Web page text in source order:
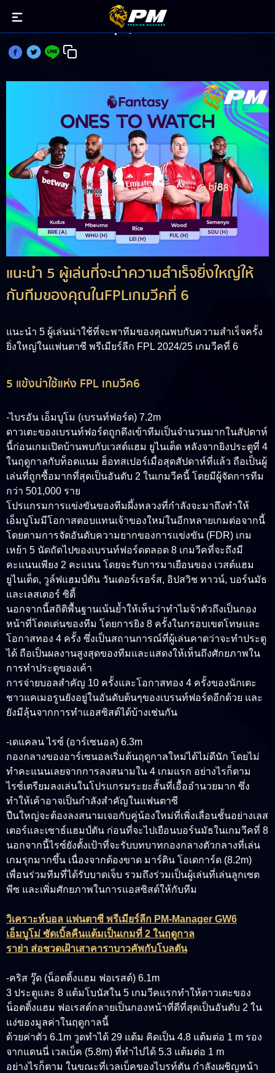
แนะนำ 5 แข้งโกยแต้มจุกๆใน FPL เกมวีค6
แนะนำ 5 ผู้เล่นที่จะนำความสำเร็จยิ่งใหญ่ให้
กับทีมของคุณในFPLเกมวีคที่ 6
แนะนำ 5 ผู้เล่นน่าใช้ที่จะพาทีมของคุณพบกับความสำเร็จครั้ง
ยิ่งใหญ่ในแฟนตาซี พรีเมียร์ลีก FPL 2024/25 เกมวีคที่ 6
5 แข้งน่าใช้แห่ง FPL เกมวีค6
-ไบรอัน เอ็มบูโม (เบรนท์ฟอร์ด) 7.2m
ดาวเตะของเบรนท์ฟอร์ดถูกดึงเข้าทีมเป็นจำนวนมากในสัปดาห์
นี้ก่อนเกมเปิดบ้านพบกับเวสต์แฮม ยูไนเต็ด หลังจากยิงประตูที่ 4
ในฤดูกาลกับท็อตแนม ฮ็อทสเปอร์เมื่อสุดสัปดาห์ที่แล้ว ถือเป็นผู้
เล่นที่ถูกซื้อมากที่สุดเป็นอันดับ 2 ในเกมวีคนี้ โดยมีผู้จัดการทีม
กว่า 501,000 ราย
โปรแกรมการแข่งขันของทีมผึ้งหลวงที่กำลังจะมาถึงทำให้
เอ็มบูโมมีโอกาสตอบแทนเจ้าของใหม่ในอีกหลายเกมต่อจากนี้
โดยตามการจัดอันดับความยากของการแข่งขัน (FDR) เกม
เหย้า 5 นัดถัดไปของเบรนท์ฟอร์ดตลอด 8 เกมวีคที่จะถึงมี
คะแนนเพียง 2 คะแนน โดยจะรับการมาเยือนของ เวสต์แฮม
ยูไนเต็ด, วูล์ฟแฮมป์ตัน วันเดอร์เรอร์ส, อิปสวิช ทาวน์, บอร์นมัธ
และเลสเตอร์ ซิตี้
นอกจากนี้สถิติพื้นฐานเน้นย้ำให้เห็นว่าทำไมจ้าตัวถึงเป็นกอง
หน้าที่โดดเด่นของทีม โดยการยิง 8 ครั้งในกรอบเขตโทษและ
โอกาสทอง 4 ครั้ง ซึ่งเป็นสถานการณ์ที่ผู้เล่นคาดว่าจะทำประตู
ได้ ถือเป็นผลงานสูงสุดของทีมและแสดงให้เห็นถึงศักยภาพใน
การทำประตูของเค้า
การจ่ายบอลสำคัญ 10 ครั้งและโอกาสทอง 4 ครั้งของนักเตะ
ชาวแคเมอรูนยังอยู่ในอันดับต้นๆของเบรนท์ฟอร์ดอีกด้วย และ
ยังมีลุ้นจากการทำแอสซิสต์ได้บ้างเช่นกัน
-เดแคลน ไรซ์ (อาร์เซนอล) 6.3m
กองกลางของอาร์เซนอลเริ่มต้นฤดูกาลใหม่ได้ไม่ดีนัก โดยไม่
ทำคะแนนเลยจากการลงสนามใน 4 เกมแรก อย่างไรก็ตาม
ไรซ์เตรียมลงเล่นในโปรแกรมระยะสั้นที่เอื้ออำนวยมาก ซึ่ง
ทำให้เค้าอาจเป็นกำลังสำคัญในแฟนตาซี
ปืนใหญ่จะต้องลงสนามเจอกับคู่น้องใหม่ที่เพิ่งเลื่อนชั้นอย่างเลส
เตอร์และเซาธ์แฮมป์ตัน ก่อนที่จะไปเยือนบอร์นมัธในเกมวีคที่ 8
นอกจากนี้ไรซ์ยังตั้งเป้าที่จะรับบทบาทกองกลางตัวกลางที่เล่น
เกมรุกมากขึ้น เนื่องจากต้องขาด มาร์ติน โอเดการ์ด (8.2m)
เพื่อนร่วมทีมที่ได้รับบาดเจ็บ รวมถึงร่วมเป็นผู้เล่นที่เล่นลูกเซต
พีซ และเพิ่มศักยภาพในการแอสซิสต์ให้กับทีม
วิเคราะห์บอล แฟนตาซี พรีเมียร์ลีก PM-Manager GW6
เอ็มบูโม่ ซัดเบิ้ลคืนแต้มเป็นเกมที่ 2 ในฤดูกาล
ราย่า ส่อชวดเฝ้าเสาคาราบาวคัพกับโบลตัน
-คริส วู๊ด (น็อตติ้งแฮม ฟอเรสต์) 6.1m
3 ประตูและ 8 แต้มโบนัสใน 5 เกมวีคแรกทำให้ดาวเตะของ
น็อตติ้งแฮม ฟอเรสต์กลายเป็นกองหน้าที่ดีที่สุดเป็นอันดับ 2 ใน
แง่ของมูลค่าในฤดูกาลนี้
ด้วยค่าตัว 6.1m วูดทำได้ 29 แต้ม คิดเป็น 4.8 แต้มต่อ 1 m รอง
จากแดนนี่ เวลเบ็ค (5.8m) ที่ทำไปได้ 5.3 แต้มต่อ 1 m
อย่างไรก็ตาม ในขณะที่เวลเบ็คของไบรท์ตัน กำลังเผชิญหน้า